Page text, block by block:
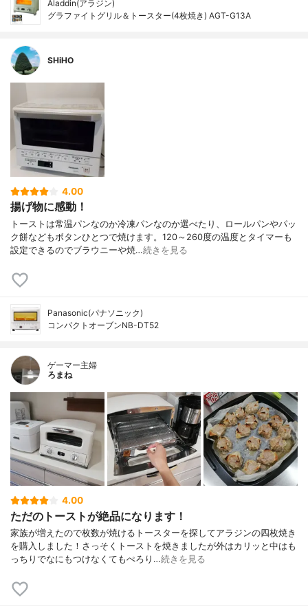
Aladdin(アラジン)
グラファイトグリル＆トースター(4枚焼き) AGT-G13A
SHiHO
4.00
揚げ物に感動！
トーストは常温パンなのか冷凍パンなのか選べたり、ロールパンやパッ
ク餅などもボタンひとつで焼けます。120～260度の温度とタイマーも
設定できるのでブラウニーや焼…続きを見る
Panasonic(パナソニック)
コンパクトオーブンNB-DT52
ゲーマー主婦
ろまね
4.00
ただのトーストが絶品になります！
家族が増えたので枚数が焼けるトースターを探してアラジンの四枚焼き
を購入しました！さっそくトーストを焼きましたが外はカリッと中はも
っちりでなにもつけなくてもぺろり…続きを見る